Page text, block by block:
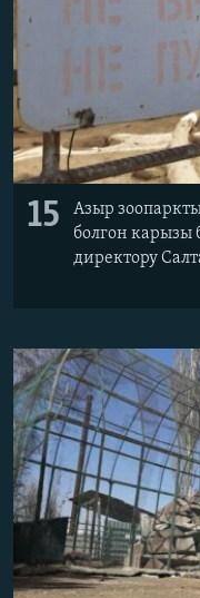
15
Азыр
болгон карызы
директору